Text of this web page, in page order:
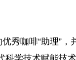
秀咖啡“助理”，